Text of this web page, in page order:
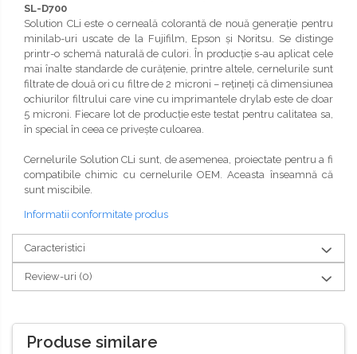
SL-D700
Solution CLi este o cerneală colorantă de nouă generație pentru
minilab-uri uscate de la Fujifilm, Epson și Noritsu. Se distinge
printr-o schemă naturală de culori. În producție s-au aplicat cele
mai înalte standarde de curățenie, printre altele, cernelurile sunt
filtrate de două ori cu filtre de 2 microni – rețineți că dimensiunea
ochiurilor filtrului care vine cu imprimantele drylab este de doar
5 microni. Fiecare lot de producție este testat pentru calitatea sa,
în special în ceea ce privește culoarea.
Cernelurile Solution CLi sunt, de asemenea, proiectate pentru a fi
compatibile chimic cu cernelurile OEM. Aceasta înseamnă că
sunt miscibile.
Informatii conformitate produs
Caracteristici
Review-uri (0)
Produse similare